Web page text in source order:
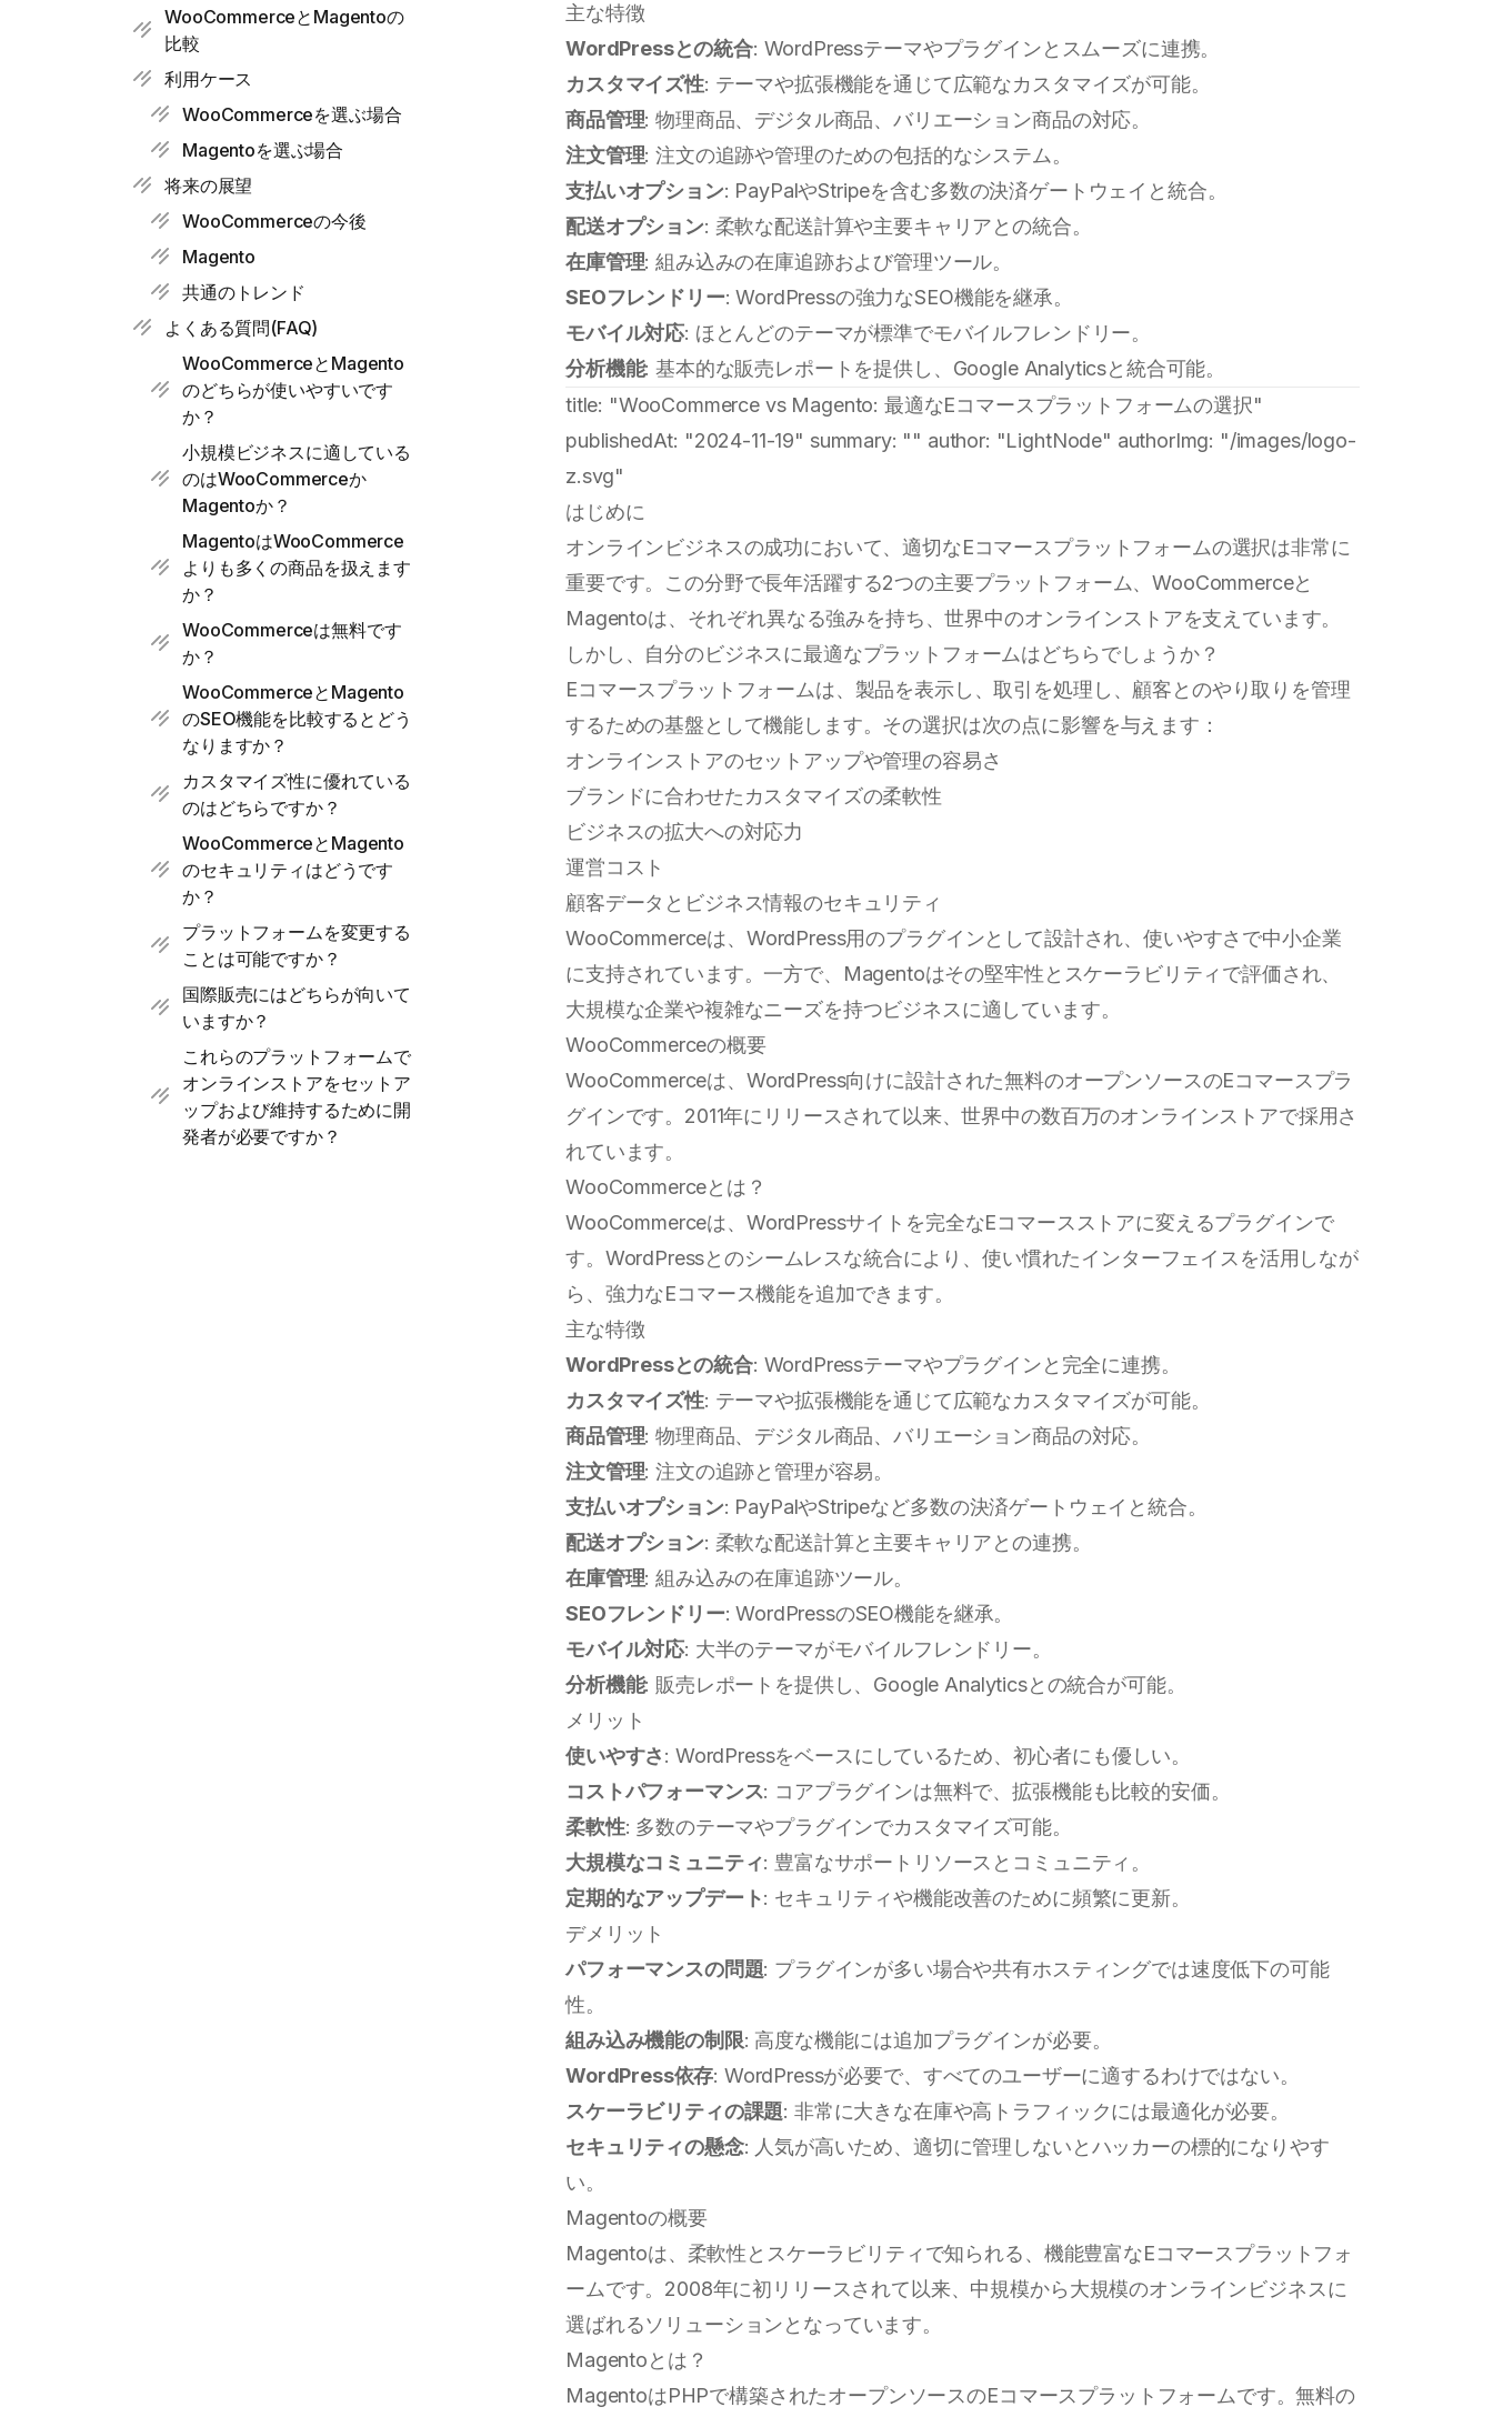
WooCommerceとMagentoの
比較
利用ケース
WooCommerceを選ぶ場合
Magentoを選ぶ場合
将来の展望
WooCommerceの今後
Magento
共通のトレンド
よくある質問(FAQ)
WooCommerceとMagento
のどちらが使いやすいです
か？
小規模ビジネスに適している
のはWooCommerceか
Magentoか？
MagentoはWooCommerce
よりも多くの商品を扱えます
か？
WooCommerceは無料です
か？
WooCommerceとMagento
のSEO機能を比較するとどう
なりますか？
カスタマイズ性に優れている
のはどちらですか？
WooCommerceとMagento
のセキュリティはどうです
か？
プラットフォームを変更する
ことは可能ですか？
国際販売にはどちらが向いて
いますか？
これらのプラットフォームで
オンラインストアをセットア
ップおよび維持するために開
発者が必要ですか？
主な特徴
WordPressとの統合: WordPressテーマやプラグインとスムーズに連携。
カスタマイズ性: テーマや拡張機能を通じて広範なカスタマイズが可能。
商品管理: 物理商品、デジタル商品、バリエーション商品の対応。
注文管理: 注文の追跡や管理のための包括的なシステム。
支払いオプション: PayPalやStripeを含む多数の決済ゲートウェイと統合。
配送オプション: 柔軟な配送計算や主要キャリアとの統合。
在庫管理: 組み込みの在庫追跡および管理ツール。
SEOフレンドリー: WordPressの強力なSEO機能を継承。
モバイル対応: ほとんどのテーマが標準でモバイルフレンドリー。
分析機能: 基本的な販売レポートを提供し、Google Analyticsと統合可能。
title: "WooCommerce vs Magento: 最適なEコマースプラットフォームの選択"
publishedAt: "2024-11-19" summary: "" author: "LightNode" authorImg: "/images/logo-
z.svg"
はじめに
オンラインビジネスの成功において、適切なEコマースプラットフォームの選択は非常に
重要です。この分野で長年活躍する2つの主要プラットフォーム、WooCommerceと
Magentoは、それぞれ異なる強みを持ち、世界中のオンラインストアを支えています。
しかし、自分のビジネスに最適なプラットフォームはどちらでしょうか？
Eコマースプラットフォームは、製品を表示し、取引を処理し、顧客とのやり取りを管理
するための基盤として機能します。その選択は次の点に影響を与えます：
オンラインストアのセットアップや管理の容易さ
ブランドに合わせたカスタマイズの柔軟性
ビジネスの拡大への対応力
運営コスト
顧客データとビジネス情報のセキュリティ
WooCommerceは、WordPress用のプラグインとして設計され、使いやすさで中小企業
に支持されています。一方で、Magentoはその堅牢性とスケーラビリティで評価され、
大規模な企業や複雑なニーズを持つビジネスに適しています。
WooCommerceの概要
WooCommerceは、WordPress向けに設計された無料のオープンソースのEコマースプラ
グインです。2011年にリリースされて以来、世界中の数百万のオンラインストアで採用さ
れています。
WooCommerceとは？
WooCommerceは、WordPressサイトを完全なEコマースストアに変えるプラグインで
す。WordPressとのシームレスな統合により、使い慣れたインターフェイスを活用しなが
ら、強力なEコマース機能を追加できます。
主な特徴
WordPressとの統合: WordPressテーマやプラグインと完全に連携。
カスタマイズ性: テーマや拡張機能を通じて広範なカスタマイズが可能。
商品管理: 物理商品、デジタル商品、バリエーション商品の対応。
注文管理: 注文の追跡と管理が容易。
支払いオプション: PayPalやStripeなど多数の決済ゲートウェイと統合。
配送オプション: 柔軟な配送計算と主要キャリアとの連携。
在庫管理: 組み込みの在庫追跡ツール。
SEOフレンドリー: WordPressのSEO機能を継承。
モバイル対応: 大半のテーマがモバイルフレンドリー。
分析機能: 販売レポートを提供し、Google Analyticsとの統合が可能。
メリット
使いやすさ: WordPressをベースにしているため、初心者にも優しい。
コストパフォーマンス: コアプラグインは無料で、拡張機能も比較的安価。
柔軟性: 多数のテーマやプラグインでカスタマイズ可能。
大規模なコミュニティ: 豊富なサポートリソースとコミュニティ。
定期的なアップデート: セキュリティや機能改善のために頻繁に更新。
デメリット
パフォーマンスの問題: プラグインが多い場合や共有ホスティングでは速度低下の可能
性。
組み込み機能の制限: 高度な機能には追加プラグインが必要。
WordPress依存: WordPressが必要で、すべてのユーザーに適するわけではない。
スケーラビリティの課題: 非常に大きな在庫や高トラフィックには最適化が必要。
セキュリティの懸念: 人気が高いため、適切に管理しないとハッカーの標的になりやす
い。
Magentoの概要
Magentoは、柔軟性とスケーラビリティで知られる、機能豊富なEコマースプラットフォ
ームです。2008年に初リリースされて以来、中規模から大規模のオンラインビジネスに
選ばれるソリューションとなっています。
Magentoとは？
MagentoはPHPで構築されたオープンソースのEコマースプラットフォームです。無料の